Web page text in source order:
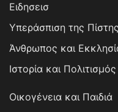
Ειδησεισ
Υπεράσπιση της Πίστης
Άνθρωπος και
Ιστορία και Πολιτισμός
Οικογένεια και Παιδιά